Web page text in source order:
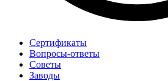
Сертификаты
Вопросы-ответы
Советы
Заводы